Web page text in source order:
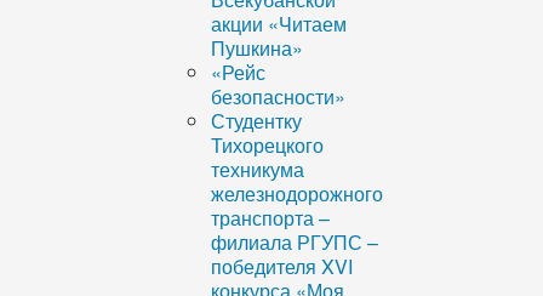
акции «Читаем
Пушкина»
«Рейс
безопасности»
Студентку
Тихорецкого
техникума
железнодорожного
транспорта –
филиала РГУПС –
победителя XVI